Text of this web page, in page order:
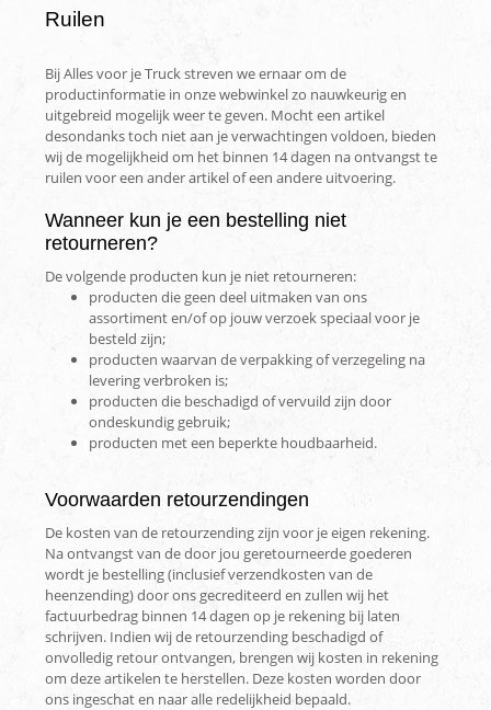
Ruilen
Bij Alles voor je Truck streven we ernaar om de
productinformatie in onze webwinkel zo nauwkeurig en
uitgebreid mogelijk weer te geven. Mocht een artikel
desondanks toch niet aan je verwachtingen voldoen, bieden
wij de mogelijkheid om het binnen 14 dagen na ontvangst te
ruilen voor een ander artikel of een andere uitvoering.
Wanneer kun je een bestelling niet
retourneren?
De volgende producten kun je niet retourneren:
producten die geen deel uitmaken van ons
assortiment en/of op jouw verzoek speciaal voor je
besteld zijn;
producten waarvan de verpakking of verzegeling na
levering verbroken is;
producten die beschadigd of vervuild zijn door
ondeskundig gebruik;
producten met een beperkte houdbaarheid.
Voorwaarden retourzendingen
De kosten van de retourzending zijn voor je eigen rekening.
Na ontvangst van de door jou geretourneerde goederen
wordt je bestelling (inclusief verzendkosten van de
heenzending) door ons gecrediteerd en zullen wij het
factuurbedrag binnen 14 dagen op je rekening bij laten
schrijven. Indien wij de retourzending beschadigd of
onvolledig retour ontvangen, brengen wij kosten in rekening
om deze artikelen te herstellen. Deze kosten worden door
ons ingeschat en naar alle redelijkheid bepaald.